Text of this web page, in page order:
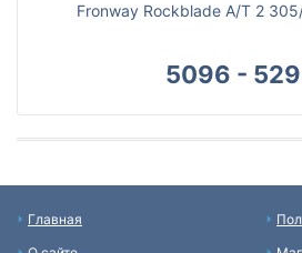
Fronway Rockblade A/T 2
5096 -
Главная